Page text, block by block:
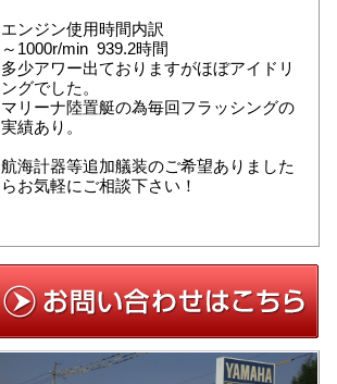
エンジン使用時間内訳
～1000r/min 939.2時間
多少アワー出ておりますがほぼアイドリ
ングでした。
マリーナ陸置艇の為毎回フラッシングの
実績あり。
航海計器等追加艤装のご希望ありました
らお気軽にご相談下さい！